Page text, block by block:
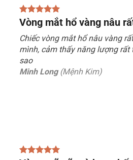
Vòng mắt hổ vàng nâu
Chiếc vòng mắt hổ nâu vàng
mình, cảm thấy năng lượng rất
sao
Minh Long (Mệnh Kim)